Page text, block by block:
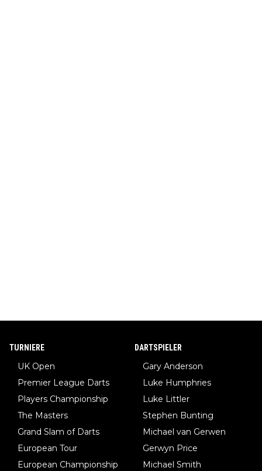
TURNIERE
UK Open
Premier League Darts
Players Championship
The Masters
Grand Slam of Darts
European Tour
European Championship
DARTSPIELER
Gary Anderson
Luke Humphries
Luke Littler
Stephen Bunting
Michael van Gerwen
Gerwyn Price
Michael Smith